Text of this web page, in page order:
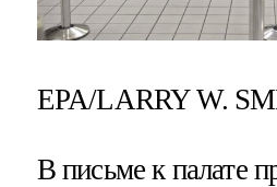
EPA/LARRY W.
В письме к палате